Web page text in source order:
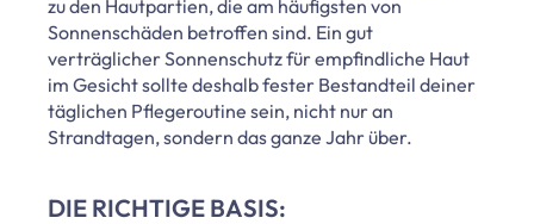
zu den Hautpartien, die am häufigsten von
Sonnenschäden betroffen sind. Ein gut
verträglicher Sonnenschutz für empfindliche Haut
im Gesicht sollte deshalb fester Bestandteil deiner
täglichen Pflegeroutine sein, nicht nur an
Strandtagen, sondern das ganze Jahr über.
DIE RICHTIGE BASIS: